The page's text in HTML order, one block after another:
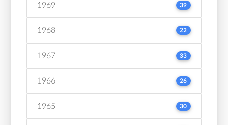
1969 39
1968 22
1967 33
1966 26
1965 30